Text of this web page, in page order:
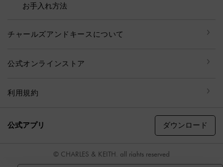
お手入れ方法
チャールズアンドキースについて
公式オンラインストア
利用規約
公式アプリ ダウンロード
© CHARLES & KEITH, all rights reserved